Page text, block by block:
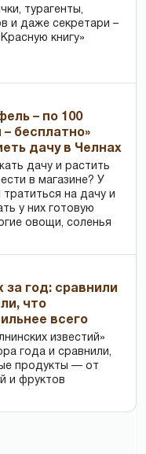
тур­агенты,
и даже секретари –
книгу»
– по 100
– бесплатно»
дачу в Челнах
дачу и растить
в магазине? У
на дачу и
у них готовую
овощи, соленья
за год: сравнили
что
всего
известий»
года и сравнили,
продукты — от
и фруктов